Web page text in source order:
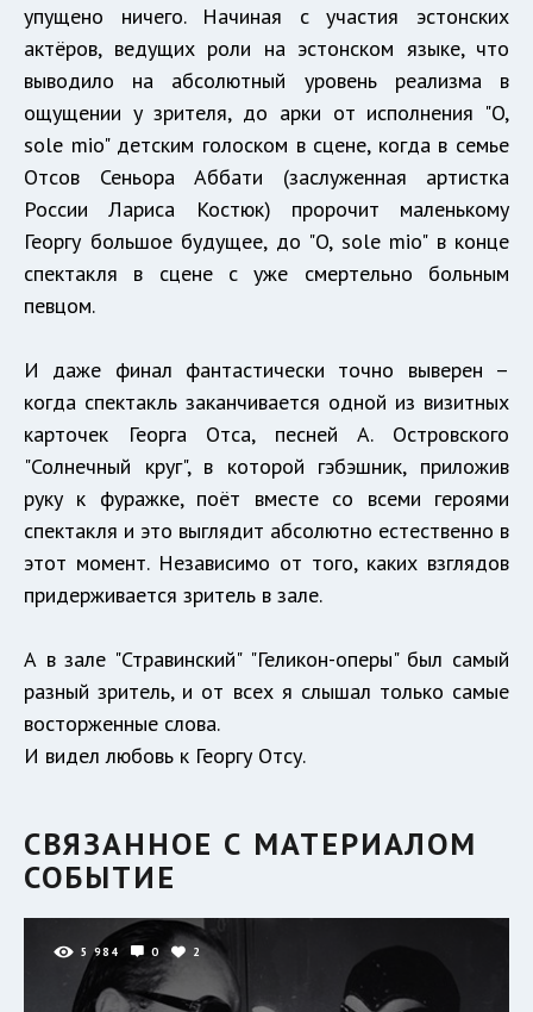
упущено ничего. Начиная с участия эстонских
актёров, ведущих роли на эстонском языке, что
выводило на абсолютный уровень реализма в
ощущении у зрителя, до арки от исполнения "O,
sole mio" детским голоском в сцене, когда в семье
Отсов Сеньора Аббати (заслуженная артистка
России Лариса Костюк) пророчит маленькому
Георгу большое будущее, до "O, sole mio" в конце
спектакля в сцене с уже смертельно больным
певцом.
И даже финал фантастически точно выверен –
когда спектакль заканчивается одной из визитных
карточек Георга Отса, песней А. Островского
"Солнечный круг", в которой гэбэшник, приложив
руку к фуражке, поёт вместе со всеми героями
спектакля и это выглядит абсолютно естественно в
этот момент. Независимо от того, каких взглядов
придерживается зритель в зале.
А в зале "Стравинский" "Геликон-оперы" был самый
разный зритель, и от всех я слышал только самые
восторженные слова.
И видел любовь к Георгу Отсу.
СВЯЗАННОЕ С МАТЕРИАЛОМ
СОБЫТИЕ
5 984 0 2